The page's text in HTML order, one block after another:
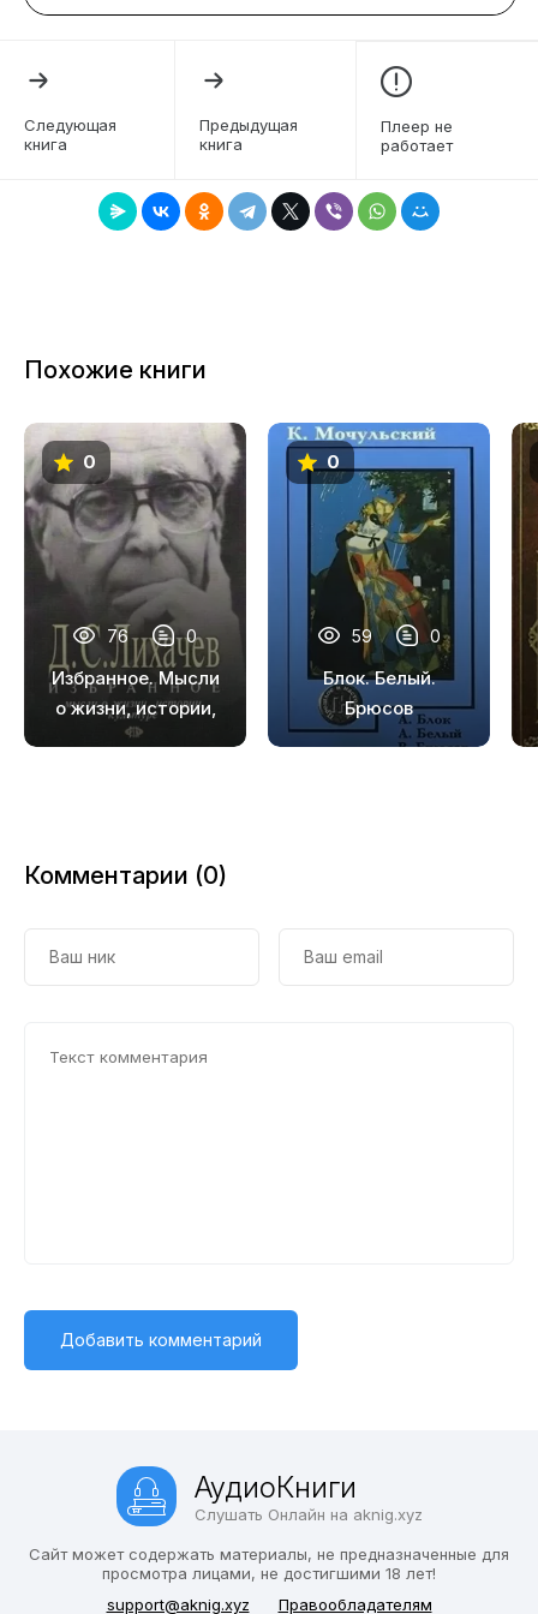
завершит начатое.
Следующая
книга
Предыдущая
книга
Плеер не
работает
Похожие книги
0
76 0
Избранное. Мысли
о жизни, истории,
культуре
0
59 0
Блок. Белый.
Брюсов
Комментарии (0)
АудиоКниги
Слушать Онлайн на aknig.xyz
Сайт может содержать материалы, не предназначенные для
просмотра лицами, не достигшими 18 лет!
support@aknig.xyz
Правообладателям